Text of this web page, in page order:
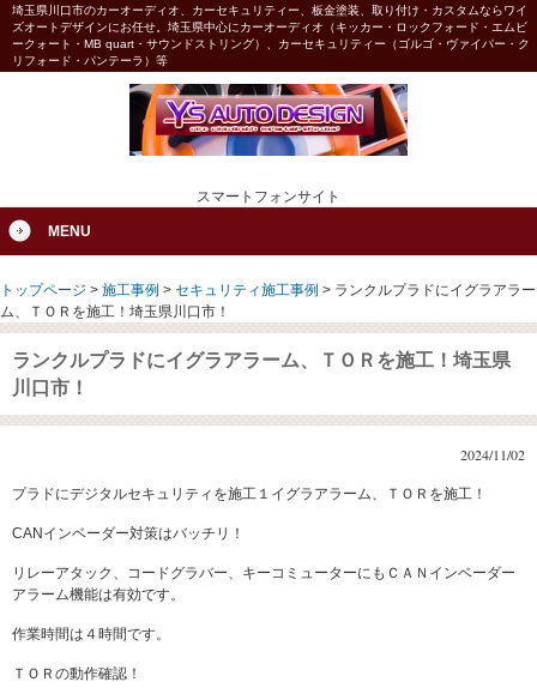
埼玉県川口市のカーオーディオ、カーセキュリティー、板金塗装、取り付け・カスタムならワイ
ズオートデザインにお任せ。埼玉県中心にカーオーディオ（キッカー・ロックフォード・エムビ
ークォート・MB quart・サウンドストリング）、カーセキュリティー（ゴルゴ・ヴァイパー・ク
リフォード・パンテーラ）等
スマートフォンサイト
MENU
トップページ > 施工事例 > セキュリティ施工事例 > ランクルプラドにイグラアラー
ム、ＴＯＲを施工！埼玉県川口市！
ランクルプラドにイグラアラーム、ＴＯＲを施工！埼玉県
川口市！
2024/11/02
プラドにデジタルセキュリティを施工１イグラアラーム、ＴＯＲを施工！
CANインベーダー対策はバッチリ！
リレーアタック、コードグラバー、キーコミューターにもＣＡＮインベーダー
アラーム機能は有効です。
作業時間は４時間です。
ＴＯＲの動作確認！